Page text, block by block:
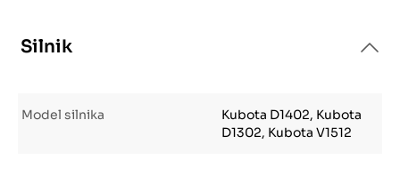
Silnik
Model silnika
Kubota D1402, Kubota
D1302, Kubota V1512